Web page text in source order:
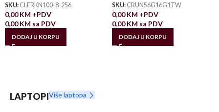
SKU: CLERKN100-8-256
0,00KM +PDV
0,00KM sa PDV
DODAJ U KORPU
SKU: CRUN56G16G1TW
0,00KM +PDV
0,00KM sa PDV
DODAJ U KORPU
LAPTOPIViše laptopa